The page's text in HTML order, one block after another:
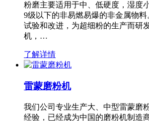
粉磨主要适用于中、低硬度，湿度
9级以下的非易燃易爆的非金属物
试验和改进，为超细粉的生产而研
机，…
了解详情
雷蒙磨粉机
我们公司专业生产大、中型雷蒙磨
经验，已经成为中国的磨粉机制造